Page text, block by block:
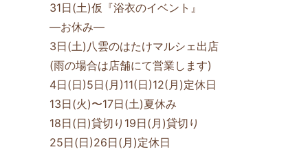
31日(土)仮『浴衣のイベント』
—お休み—
3日(土)八雲のはたけマルシェ出店
(雨の場合は店舗にて営業します)
4日(日)5日(月)11(日)12(月)定休日
13日(火)〜17日(土)夏休み
18日(日)貸切り19日(月)貸切り
25日(日)26日(月)定休日